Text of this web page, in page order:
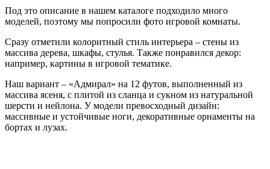
Под это описание в нашем каталоге подходило много
моделей, поэтому мы попросили фото игровой комнаты.
Сразу отметили колоритный стиль интерьера – стены из
массива дерева, шкафы, стулья. Также понравился декор:
например, картины в игровой тематике.
Наш вариант – «Адмирал» на 12 футов, выполненный из
массива ясеня, с плитой из сланца и сукном из натуральной
шерсти и нейлона. У модели превосходный дизайн:
массивные и устойчивые ноги, декоративные орнаменты на
бортах и лузах.